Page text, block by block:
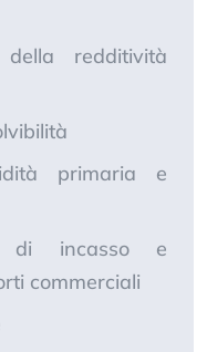
redditività
primaria e
di incasso e
commerciali